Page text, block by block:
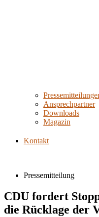
Ansprechpartner
Downloads
Magazin
Kontakt
Pressemitteilung
CDU fordert
die Rücklage der